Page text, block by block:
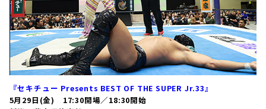
『セキチュー Presents BEST OF THE SUPER Jr.33』
5月29日(金) 17:30開場／18:30開始